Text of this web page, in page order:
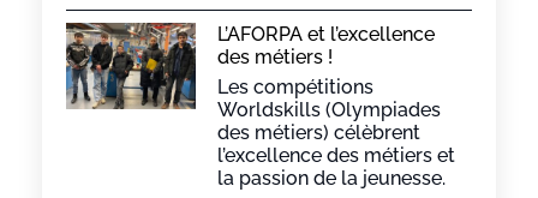
L’AFORPA et l’excellence
des métiers !
Les compétitions
Worldskills (Olympiades
des métiers) célèbrent
l’excellence des métiers et
la passion de la jeunesse.